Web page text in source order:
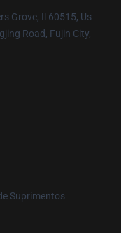
Grove, Il 60515, Us
Road, Fujin City,
Suprimentos